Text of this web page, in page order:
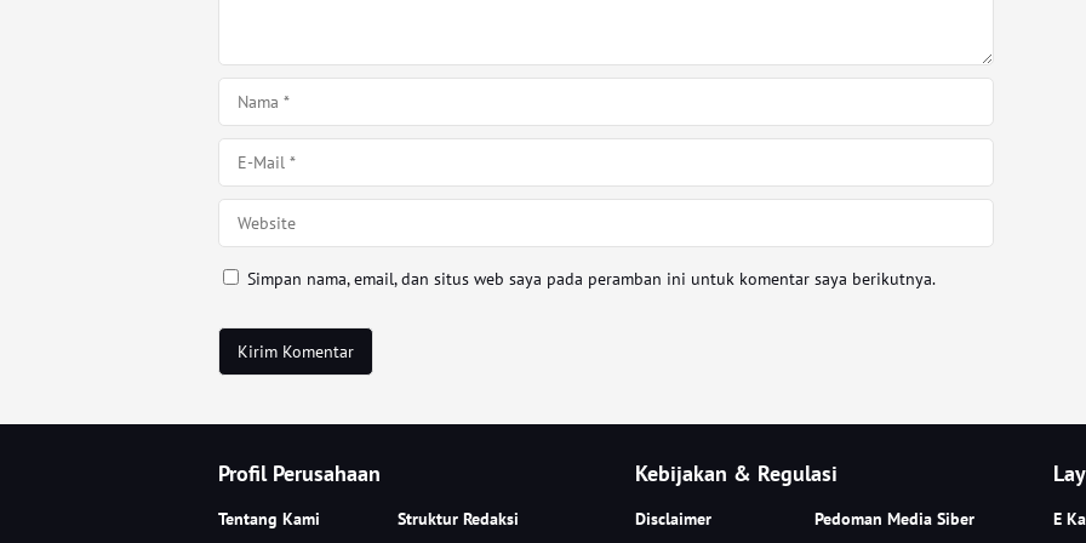
Simpan nama, email, dan situs web saya pada peramban ini untuk komentar saya berikutnya.
Profil Perusahaan
Tentang Kami Struktur Redaksi
Kebijakan & Regulasi
Disclaimer Pedoman Media Siber E